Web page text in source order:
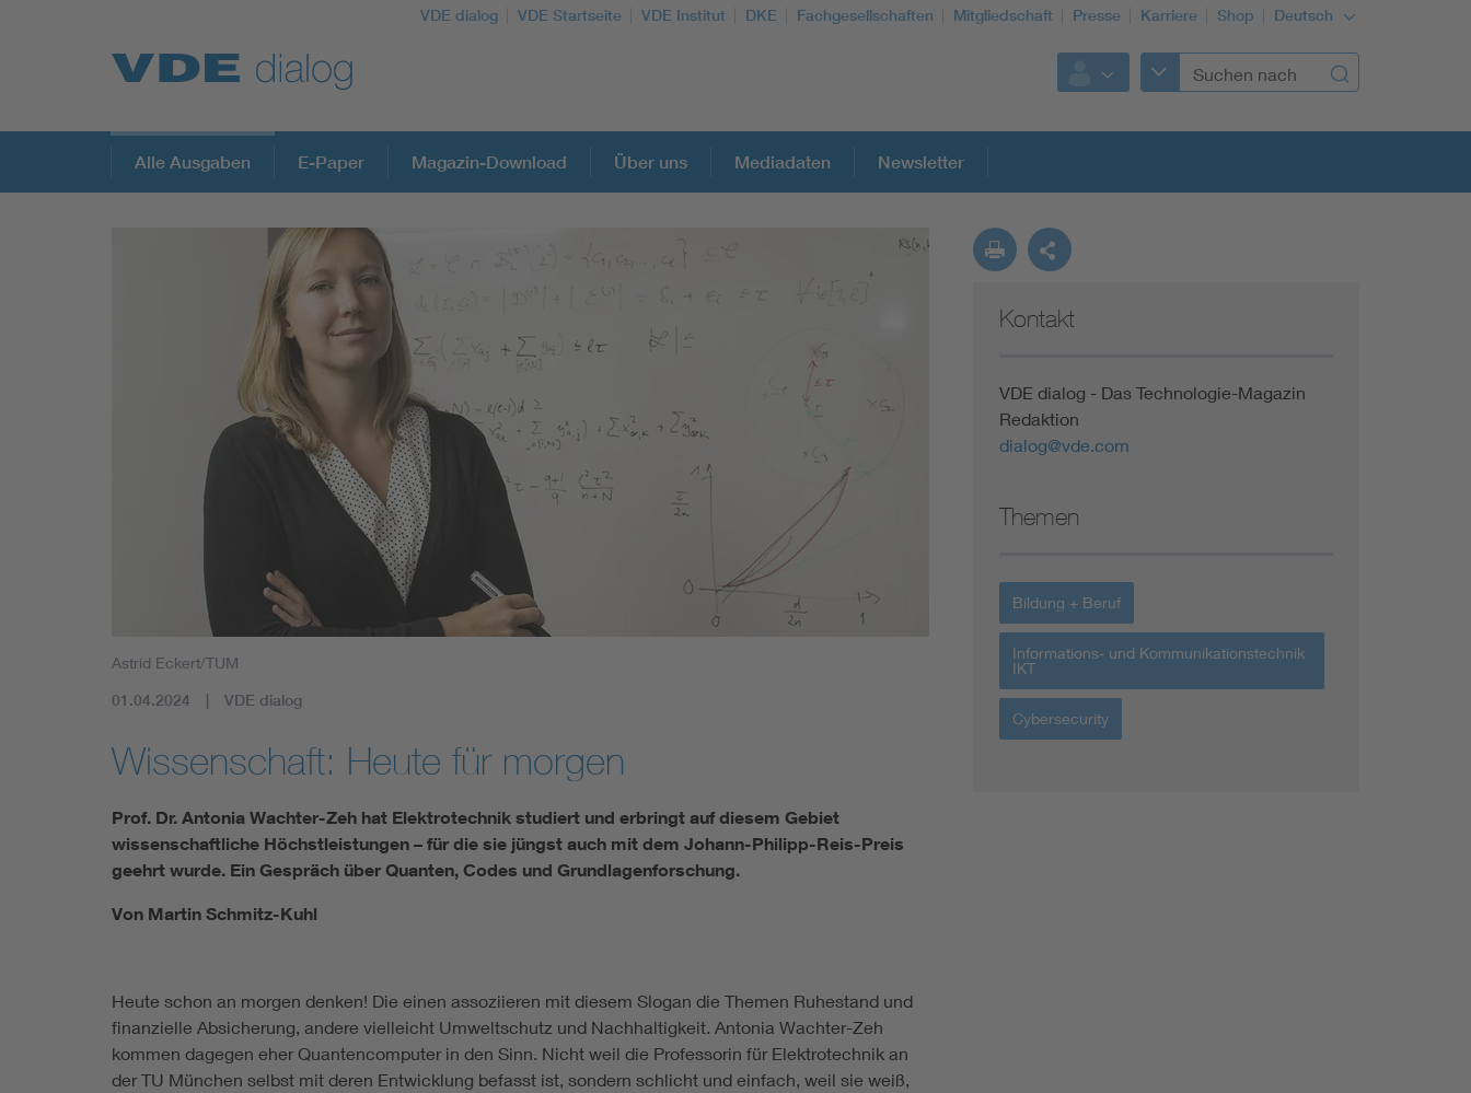
VDE dialog VDE Startseite VDE Institut DKE Fachgesellschaften Mitgliedschaft Presse Karriere Shop Deutsch
Alle Ausgaben E-Paper Magazin-Download Über uns Mediadaten Newsletter
Astrid Eckert/TUM
01.04.2024 VDE dialog
Wissenschaft: Heute für morgen
Prof. Dr. Antonia Wachter-Zeh hat Elektrotechnik studiert und erbringt auf diesem Gebiet
wissenschaftliche Höchstleistungen – für die sie jüngst auch mit dem Johann-Philipp-Reis-Preis
geehrt wurde. Ein Gespräch über Quanten, Codes und Grundlagenforschung.
Von Martin Schmitz-Kuhl
Heute schon an morgen denken! Die einen assoziieren mit diesem Slogan die Themen Ruhestand und
finanzielle Absicherung, andere vielleicht Umweltschutz und Nachhaltigkeit. Antonia Wachter-Zeh
kommen dagegen eher Quantencomputer in den Sinn. Nicht weil die Professorin für Elektrotechnik an
der TU München selbst mit deren Entwicklung befasst ist, sondern schlicht und einfach, weil sie weiß,
Kontakt
VDE dialog - Das Technologie-Magazin
Redaktion
dialog@vde.com
Themen
Bildung + Beruf
Informations- und Kommunikationstechnik
IKT
Cybersecurity